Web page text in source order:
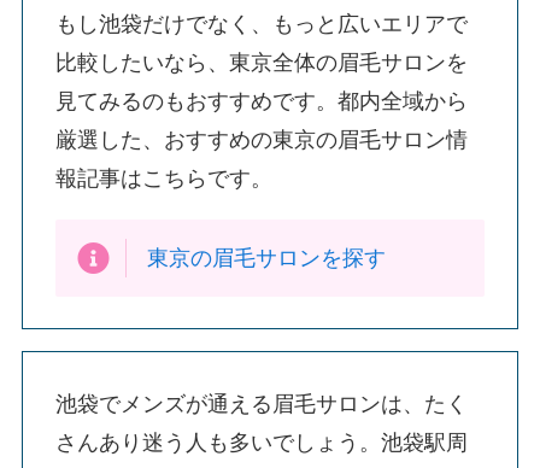
もし池袋だけでなく、もっと広いエリアで
比較したいなら、東京全体の眉毛サロンを
見てみるのもおすすめです。都内全域から
厳選した、おすすめの東京の眉毛サロン情
報記事はこちらです。
東京の眉毛サロンを探す
池袋でメンズが通える眉毛サロンは、たく
さんあり迷う人も多いでしょう。池袋駅周